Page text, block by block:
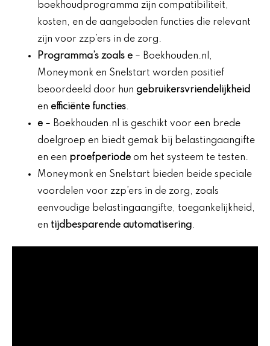
boekhoudprogramma zijn compatibiliteit,
kosten, en de aangeboden functies die relevant
zijn voor zzp’ers in de zorg.
Programma’s zoals e – Boekhouden.nl,
Moneymonk en Snelstart worden positief
beoordeeld door hun gebruikersvriendelijkheid
en efficiënte functies.
e – Boekhouden.nl is geschikt voor een brede
doelgroep en biedt gemak bij belastingaangifte
en een proefperiode om het systeem te testen.
Moneymonk en Snelstart bieden beide speciale
voordelen voor zzp’ers in de zorg, zoals
eenvoudige belastingaangifte, toegankelijkheid,
en tijdbesparende automatisering.